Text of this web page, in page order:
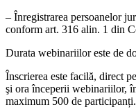
– Înregistrarea persoanelor
conform art. 316 alin. 1 din
Durata webinariilor este de
Înscrierea este facilă, direct
şi ora începerii webinariilor,
maximum 500 de participanți.